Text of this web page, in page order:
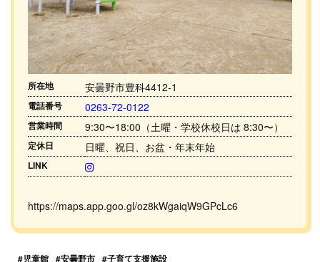
所在地 安曇野市豊科4412-1
電話番号 0263-72-0122
営業時間 9:30〜18:00（土曜・学校休校日は 8:30〜）
定休日 日曜、祝日、お盆・年末年始
LINK
https://maps.app.goo.gl/oz8kWgaiqW9GPcLc6
#児童館 #安曇野市 #子育て支援施設